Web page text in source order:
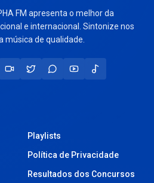
FM apresenta o melhor da
e internacional. Sintonize nos
música de qualidade.
Playlists
Política de Privacidade
Resultados dos Concursos